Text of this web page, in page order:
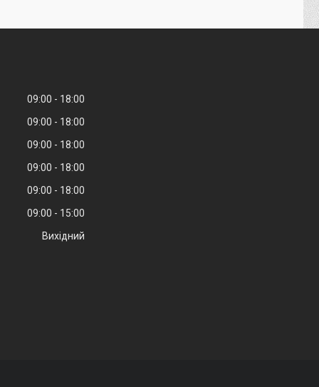
09:00
18:00
09:00
18:00
09:00
18:00
09:00
18:00
09:00
18:00
09:00
15:00
Вихідний